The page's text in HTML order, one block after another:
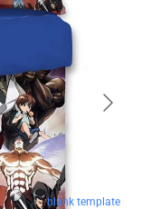
blank template